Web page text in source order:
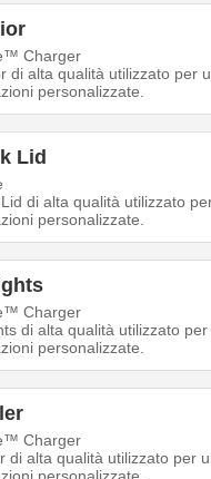
Charger
di alta qualità utilizzato per
personalizzate.
Lid
di alta qualità utilizzato
personalizzate.
Charger
di alta qualità utilizzato
personalizzate.
Charger
di alta qualità utilizzato per